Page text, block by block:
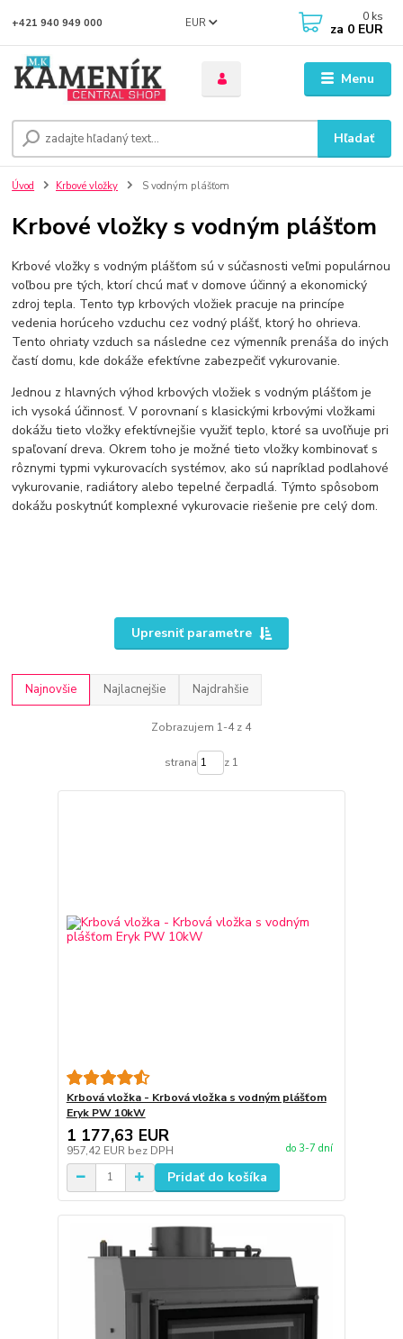
Menu
EUR
Hľadať
+421 940 949 000 0 ks
za 0 EUR
Úvod Krbové vložky S vodným plášťom
Krbové vložky s vodným plášťom
Krbové vložky s vodným plášťom sú v súčasnosti veľmi populárnou
voľbou pre tých, ktorí chcú mať v domove účinný a ekonomický
zdroj tepla. Tento typ krbových vložiek pracuje na princípe
vedenia horúceho vzduchu cez vodný plášť, ktorý ho ohrieva.
Tento ohriaty vzduch sa následne cez výmenník prenáša do iných
častí domu, kde dokáže efektívne zabezpečiť vykurovanie.
Jednou z hlavných výhod krbových vložiek s vodným plášťom je
ich vysoká účinnosť. V porovnaní s klasickými krbovými vložkami
dokážu tieto vložky efektívnejšie využiť teplo, ktoré sa uvoľňuje pri
spaľovaní dreva. Okrem toho je možné tieto vložky kombinovať s
rôznymi typmi vykurovacích systémov, ako sú napríklad podlahové
vykurovanie, radiátory alebo tepelné čerpadlá. Týmto spôsobom
dokážu poskytnúť komplexné vykurovacie riešenie pre celý dom.
Upresniť parametre
Najnovšie Najlacnejšie Najdrahšie
Zobrazujem 1-4 z 4
strana z 1
Krbová vložka - Krbová vložka s vodným plášťom
Eryk PW 10kW
1 177,63 EUR
957,42 EUR bez DPH do 3-7 dní
Pridať do košíka